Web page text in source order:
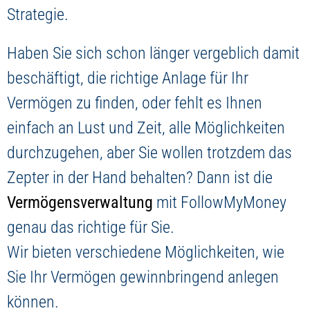
Strategie.
Haben Sie sich schon länger vergeblich damit
beschäftigt, die richtige Anlage für Ihr
Vermögen zu finden, oder fehlt es Ihnen
einfach an Lust und Zeit, alle Möglichkeiten
durchzugehen, aber Sie wollen trotzdem das
Zepter in der Hand behalten? Dann ist die
Vermögensverwaltung mit FollowMyMoney
genau das richtige für Sie.
Wir bieten verschiedene Möglichkeiten, wie
Sie Ihr Vermögen gewinnbringend anlegen
können.